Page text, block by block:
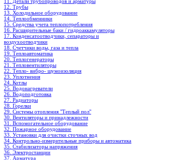
12. Трубы
13. Холодильное oборудование
14. Теплообменники
15. Средства учета теплопотребления
16. Расширительные баки / гидроаккамуляторы
17. Конденсатоотводчики, сепараторы и
воздухоотводчики
18. Счетчики воды, газа и тепла
19. Теплоавтоматика
20. Теплогенераторы
21. Тепловентиляторы
22. Тепло- вибро- шумоизоляция
23. Уплотнения
24. Котлы
25. Водонагреватели
26. Водоподготовка
27. Радиаторы
28. Горелки
29. Системы отопления "Теплый пол"
30. Вентиляторы и принадлежности
31. Вспомогательное оборудование
32. Пожарное оборудование
33. Установки для очистки сточных вод
34. Контрольно-измерительные приборы и автоматика
35. Стабилизаторы напряжения
36. Электростанции
37. Арматура